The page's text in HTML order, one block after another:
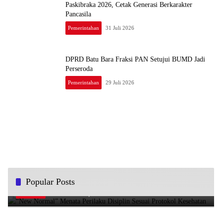
Paskibraka 2026, Cetak Generasi Berkarakter
Pancasila
Pemerintahan 31 Juli 2026
DPRD Batu Bara Fraksi PAN Setujui BUMD Jadi
Perseroda
Pemerintahan 29 Juli 2026
Popular Posts
1
Protokol Kesehatan